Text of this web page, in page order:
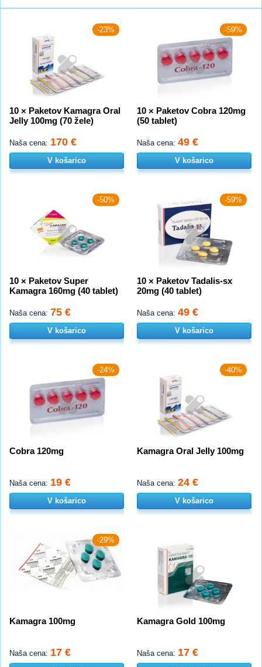
-23%
10 × Paketov Kamagra Oral
Jelly 100mg (70 žele)
Naša cena: 170 €
V košarico
-59%
10 × Paketov Cobra 120mg
(50 tablet)
Naša cena: 49 €
V košarico
-50%
10 × Paketov Super
Kamagra 160mg (40 tablet)
Naša cena: 75 €
V košarico
-59%
10 × Paketov Tadalis-sx
20mg (40 tablet)
Naša cena: 49 €
V košarico
-24%
Cobra 120mg
Naša cena: 19 €
V košarico
-40%
Kamagra Oral Jelly 100mg
Naša cena: 24 €
V košarico
-29%
Kamagra 100mg
Naša cena: 17 €
Kamagra Gold 100mg
Naša cena: 17 €